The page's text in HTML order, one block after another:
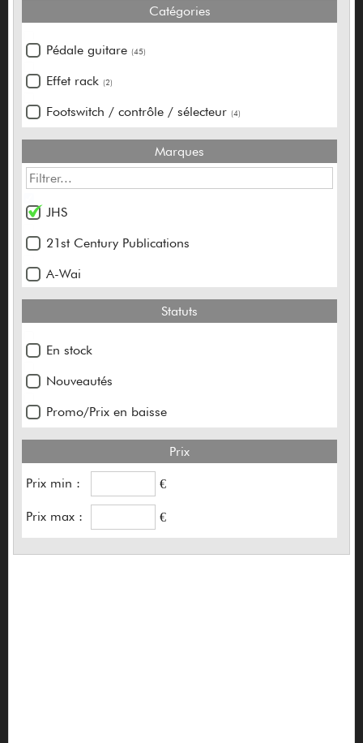
Catégories
Pédale guitare (45)
Effet rack (2)
Footswitch / contrôle / sélecteur (4)
Marques
JHS
21st Century Publications
A-Wai
Acoufun
Adam hall
Adamas
Admira
Statuts
En stock
Nouveautés
Promo/Prix en baisse
Prix
Prix min : €
Prix max : €